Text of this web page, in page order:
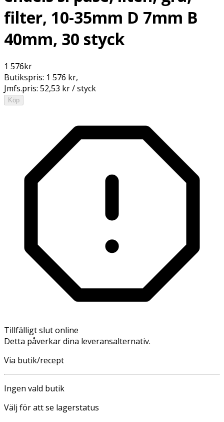
filter, 10-35mm D 7mm B
40mm, 30 styck
1 576kr
Butikspris: 1 576 kr,
Jmfs.pris: 52,53 kr / styck
Köp
Tillfälligt slut online
Detta påverkar dina leveransalternativ.
Via butik/recept
Ingen vald butik
Välj för att se lagerstatus